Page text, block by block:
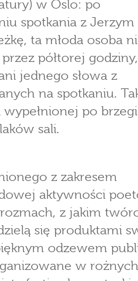
w Oslo: po
spotkania z
ta młoda osoba
przez półtorej
jednego słowa z
na spotkaniu.
wypełnionej po
sali.
z zakresem
aktywności
z jakim
się produktami
odzewem
w rożnych